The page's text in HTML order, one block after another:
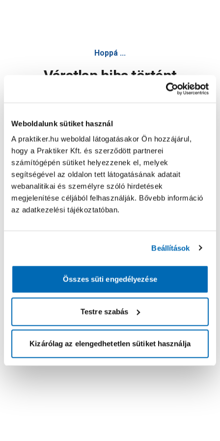
Weboldalunk sütiket használ
A praktiker.hu weboldal látogatásakor Ön hozzájárul,
hogy a Praktiker Kft. és szerződött partnerei
számítógépén sütiket helyezzenek el, melyek
segítségével az oldalon tett látogatásának adatait
webanalitikai és személyre szóló hirdetések
megjelenítése céljából felhasználják. Bővebb információ
az adatkezelési tájékoztatóban.
Beállítások
Összes süti engedélyezése
Testre szabás
Kizárólag az elengedhetetlen sütiket használja
Hoppá ...
Váratlan hiba történt
Oldal újratöltése